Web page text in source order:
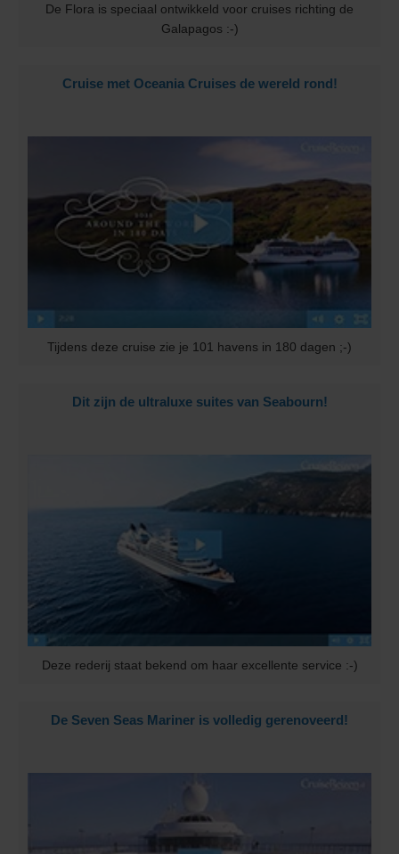
De Flora is speciaal ontwikkeld voor cruises richting de
Galapagos :-)
Cruise met Oceania Cruises de wereld rond!
Tijdens deze cruise zie je 101 havens in 180 dagen ;-)
Dit zijn de ultraluxe suites van Seabourn!
Deze rederij staat bekend om haar excellente service :-)
De Seven Seas Mariner is volledig gerenoveerd!